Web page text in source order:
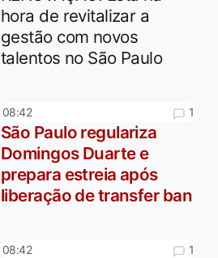
hora de revitalizar a
gestão com novos
talentos no São Paulo
08:42 1
São Paulo regulariza
Domingos Duarte e
prepara estreia após
liberação de transfer ban
08:42 1